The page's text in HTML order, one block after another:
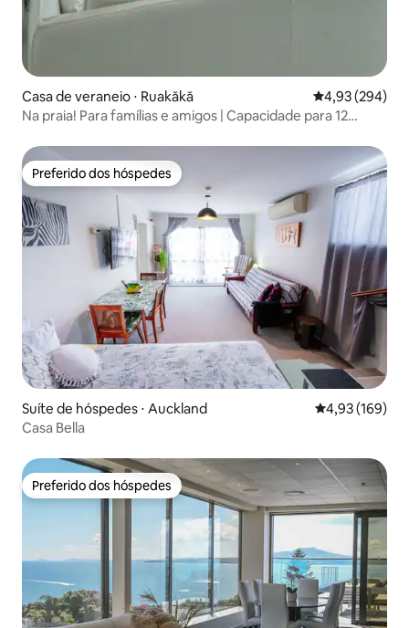
Casa de veraneio ⋅ Ruakākā 4,93 de uma
4,93 (294)
Na praia! Para famílias e amigos | Capacidade para 12
Preferido dos hóspedes
Preferido dos hóspedes
Suíte de hóspedes ⋅ Auckland 4,93 de uma
4,93 (169)
Casa Bella
Preferido dos hóspedes
Preferido dos hóspedes